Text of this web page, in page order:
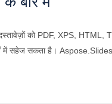
को PDF, XPS, HTML,
में सहेज सकता है।